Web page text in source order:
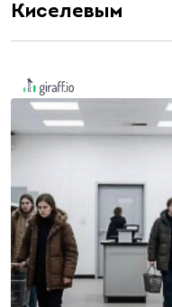
Киселевым